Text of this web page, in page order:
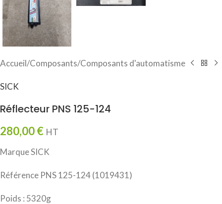
Accueil/Composants/Composants d'automatisme
SICK
Réflecteur PNS 125-124
280,00€ HT
Marque SICK
Référence PNS 125-124 (1019431)
Poids : 5320g